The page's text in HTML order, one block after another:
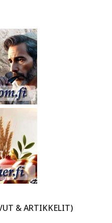
& ARTIKKELIT)